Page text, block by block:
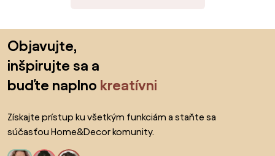
Objavujte,
inšpirujte sa a
buďte naplno kreatívni
Získajte prístup ku všetkým funkciám a staňte sa
súčasťou Home&Decor komunity.